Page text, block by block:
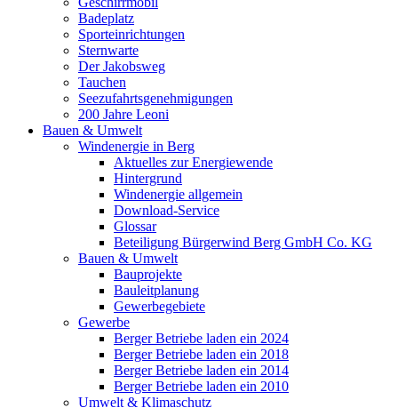
Badeplatz
Sporteinrichtungen
Sternwarte
Der Jakobsweg
Tauchen
Seezufahrtsgenehmigungen
200 Jahre Leoni
Bauen & Umwelt
Windenergie in Berg
Aktuelles zur Energiewende
Hintergrund
Windenergie allgemein
Download-Service
Glossar
Beteiligung Bürgerwind Berg GmbH Co. KG
Bauen & Umwelt
Bauprojekte
Bauleitplanung
Gewerbegebiete
Gewerbe
Berger Betriebe laden ein 2024
Berger Betriebe laden ein 2018
Berger Betriebe laden ein 2014
Berger Betriebe laden ein 2010
Umwelt & Klimaschutz